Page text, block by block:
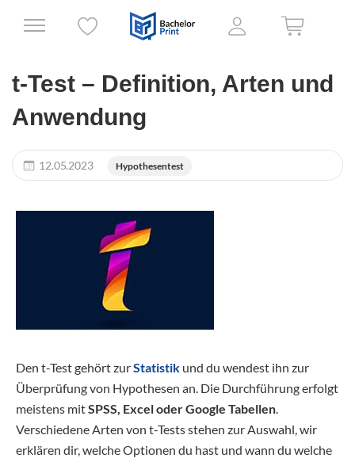
t-Test – Definition, Arten und
Anwendung
12.05.2023 Hypothesentest
Den t-Test gehört zurStatistik und du wendest ihn zur
Überprüfung von Hypothesen an. Die Durchführung erfolgt
meistens mitSPSS, Excel oder Google Tabellen.
Verschiedene Arten von t-Tests stehen zur Auswahl, wir
erklären dir, welche Optionen du hast und wann du welche